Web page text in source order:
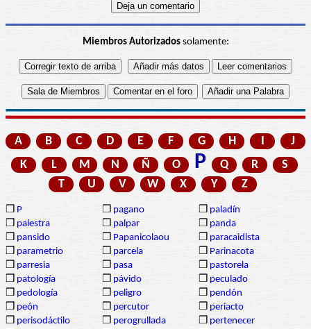
Miembros Autorizadossolamente:
A B C D E F G H I
J
K
L M N Ñ O P Q R
S
T
U V W X Y Z
❒ P ❒ pagano ❒ paladín
❒ palestra ❒ palpar ❒ panda
❒ pansido ❒ Papanicolaou ❒ paracaidista
❒ parametrio ❒ parcela ❒ Parinacota
❒ parresia ❒ pasa ❒ pastorela
❒ patología ❒ pávido ❒ peculado
❒ pedología ❒ peligro ❒ pendón
❒ peón ❒ percutor ❒ periacto
❒ perisodáctilo ❒ perogrullada ❒ pertenecer